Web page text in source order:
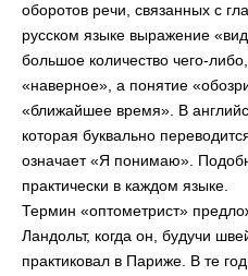
оборотов речи, связанных с
русском языке выражение
большое количество чего-
«наверное», а понятие
«ближайшее время». В
которая буквально
означает «Я понимаю».
практически в каждом языке.
Термин «оптометрист»
Ландольт, когда он, будучи
практиковал в Париже. В те